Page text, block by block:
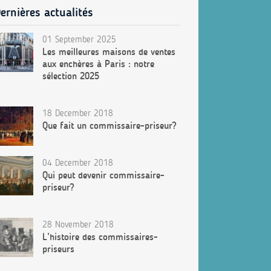
actualités
01 September 2025
Les meilleures maisons de ventes
aux enchères à Paris : notre
sélection 2025
18 December 2018
Que fait un commissaire-priseur?
04 December 2018
Qui peut devenir commissaire-
priseur?
28 November 2018
L’histoire des commissaires-
priseurs